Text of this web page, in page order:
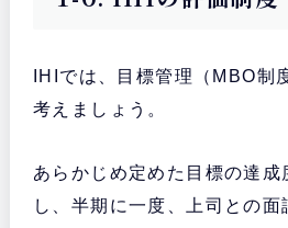
IHIでは、目標管理（MBO制
考えましょう。
あらかじめ定めた目標の達成
し、半期に一度、上司との